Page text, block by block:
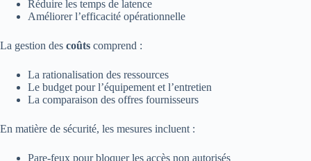
Réduire les temps de latence
Améliorer l’efficacité opérationnelle
La gestion des coûts comprend :
La rationalisation des ressources
Le budget pour l’équipement et l’entretien
La comparaison des offres fournisseurs
En matière de sécurité, les mesures incluent :
Pare-feux pour bloquer les accès non autorisés